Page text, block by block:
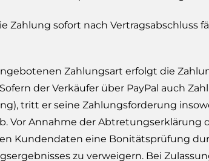
Zahlung sofort nach
Zahlungsart erfolgt die
der Verkäufer über PayPal auch
tritt er seine Zahlungsforderung
Annahme der Abtretungserklärung
Kundendaten eine Bonitätsprüfung
zu verweigern. Bei